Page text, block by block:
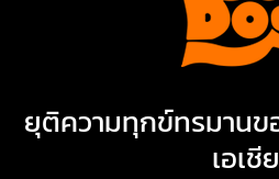
081 895 3277
ยุติความทุกข์ทรมานข
เอเชีย